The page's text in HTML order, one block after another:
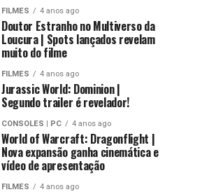
FILMES 4 anos ago
Doutor Estranho no Multiverso da
Loucura | Spots lançados revelam
muito do filme
FILMES 4 anos ago
Jurassic World: Dominion |
Segundo trailer é revelador!
CONSOLES | PC 4 anos ago
World of Warcraft: Dragonflight |
Nova expansão ganha cinemática e
vídeo de apresentação
FILMES 4 anos ago